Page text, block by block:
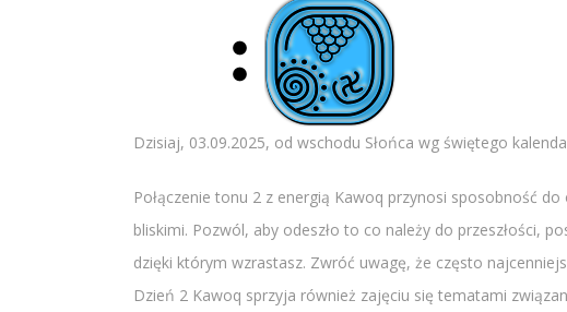
Dzisiaj, 03.09.2025, od wschodu Słońca wg świętego
Połączenie tonu 2 z energią Kawoq przynosi sposobność
bliskimi. Pozwól, aby odeszło to co należy do przeszłości,
dzięki którym wzrastasz. Zwróć uwagę, że często
Dzień 2 Kawoq sprzyja również zajęciu się tematami